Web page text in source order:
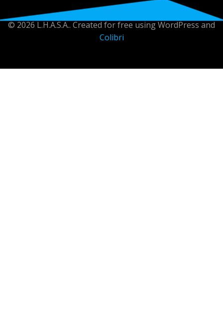
© 2026 L.H.A.S.A.. Created for free using WordPress and
Colibri